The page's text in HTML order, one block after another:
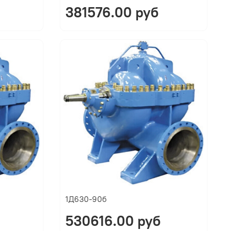
381576.00 руб
1Д630-90б
530616.00 руб